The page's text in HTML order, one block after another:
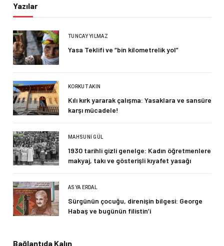
Yazılar
TUNCAY YILMAZ
Yasa Teklifi ve “bin kilometrelik yol”
KORKUT AKIN
Kılı kırk yararak çalışma: Yasaklara ve sansüre
karşı mücadele!
MAHSUNI GÜL
1930 tarihli gizli genelge: Kadın öğretmenlere
makyaj, takı ve gösterişli kıyafet yasağı
ASYA ERDAL
Sürgünün çocuğu, direnişin bilgesi: George
Habaş ve bugünün filistin’i
Bağlantıda Kalın